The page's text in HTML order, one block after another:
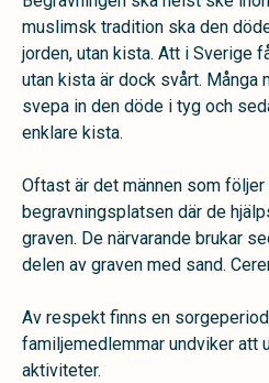
muslimsk tradition ska den
jorden, utan kista. Att i Sverige
utan kista är dock svårt. Många
svepa in den döde i tyg och
enklare kista.
Oftast är det männen som följer
begravningsplatsen där de
graven. De närvarande brukar
delen av graven med sand.
Av respekt finns en
familjemedlemmar undviker att
aktiviteter.